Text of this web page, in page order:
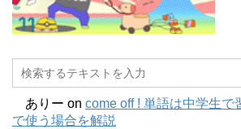
ありー on come off ! 単語は中学生で
で使う場合を解説